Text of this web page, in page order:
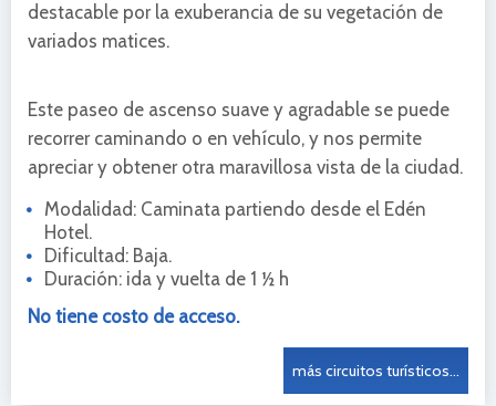
destacable por la exuberancia de su vegetación de
variados matices.
Este paseo de ascenso suave y agradable se puede
recorrer caminando o en vehículo, y nos permite
apreciar y obtener otra maravillosa vista de la ciudad.
Modalidad: Caminata partiendo desde el Edén
Hotel.
Dificultad: Baja.
Duración: ida y vuelta de 1 ½ h
No tiene costo de acceso.
más circuitos turísticos...